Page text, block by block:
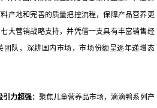
产地和完善的质量把控流程，保障产品营养更
大营销战略支持，并凭借一支具有丰富销售经
团队，深耕国内市场，市场份额呈逐年递增态
力超强：聚焦儿童营养品市场，滴滴鸭系列产